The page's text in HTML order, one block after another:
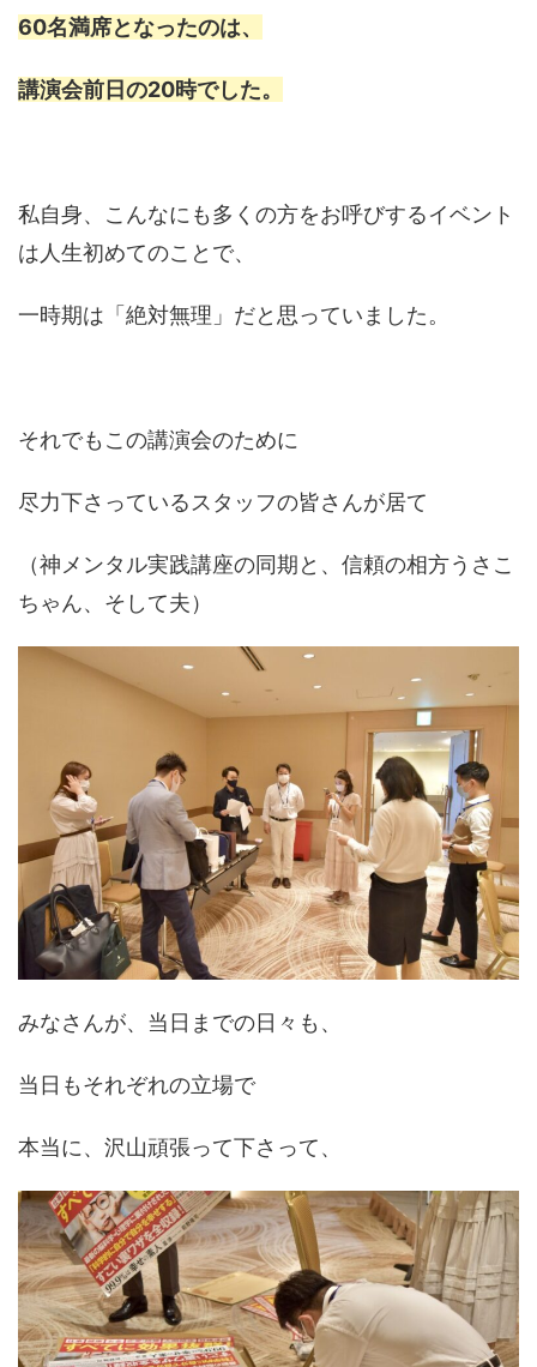
60名満席となったのは、
講演会前日の20時でした。
私自身、こんなにも多くの方をお呼びするイベント
は人生初めてのことで、
一時期は「絶対無理」だと思っていました。
それでもこの講演会のために
尽力下さっているスタッフの皆さんが居て
（神メンタル実践講座の同期と、信頼の相方うさこ
ちゃん、そして夫）
みなさんが、当日までの日々も、
当日もそれぞれの立場で
本当に、沢山頑張って下さって、